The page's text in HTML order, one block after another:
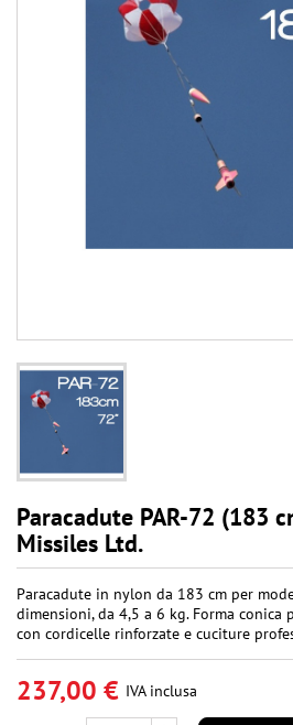
Paracadute PAR-72 (183
Missiles Ltd.
Paracadute in nylon da 183 cm per
dimensioni, da 4,5 a 6 kg. Forma conica
con cordicelle rinforzate e cuciture
237,00 € IVA inclusa